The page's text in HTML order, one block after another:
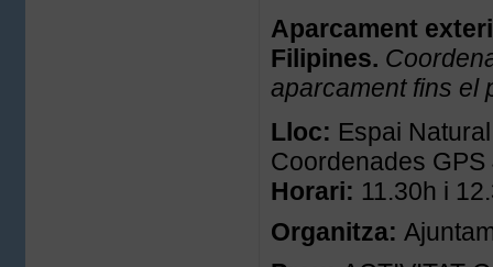
Aparcament
Filipines.
aparcament fins el
Lloc: Espai
Coordenades
Horari: 11.30h i
Organitza: